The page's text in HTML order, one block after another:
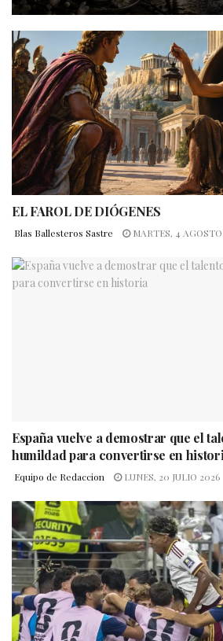
EL FAROL DE DIÓGENES
Blas Ballesteros Sastre MARTES, 4
España vuelve a demostrar que el
humildad para convertirse en
Equipo de Redaccion LUNES, 20 JULIO 2026